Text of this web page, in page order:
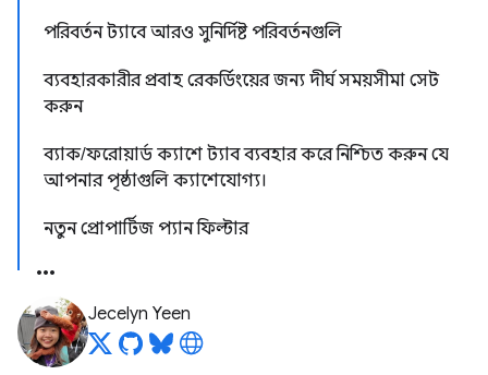
পরিবর্তন ট্যাবে আরও সুনির্দিষ্ট পরিবর্তনগুলি
ব্যবহারকারীর প্রবাহ রেকর্ডিংয়ের জন্য দীর্ঘ সময়সীমা সেট
করুন
ব্যাক/ফরোয়ার্ড ক্যাশে ট্যাব ব্যবহার করে নিশ্চিত করুন যে
আপনার পৃষ্ঠাগুলি ক্যাশেযোগ্য।
নতুন প্রোপার্টিজ প্যান ফিল্টার
Jecelyn Yeen